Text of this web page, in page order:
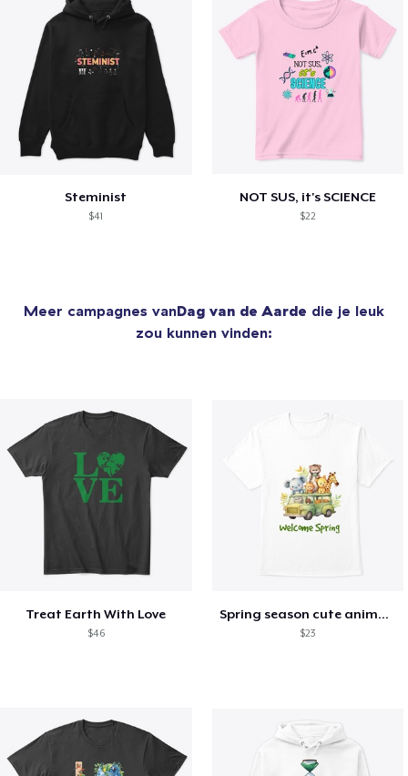
Steminist
$41
NOT SUS, it's SCIENCE
$22
Meer campagnes vanDag van de Aarde die je leuk
zou kunnen vinden:
Treat Earth With Love
$46
Spring season cute animal kids tshirt
$23